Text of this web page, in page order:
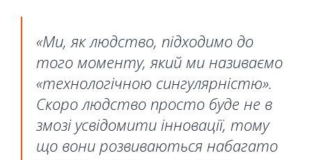
«Ми, як людство, підходимо до
того моменту, який ми називаємо
«технологічною сингулярністю».
Скоро людство просто буде не в
змозі усвідомити інновації, тому
що вони розвиваються набагато